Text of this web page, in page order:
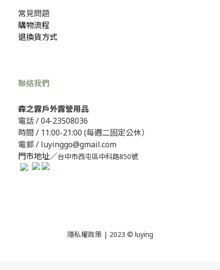
常見問題
購物流程
退換貨方式
聯絡我們
森之露戶外露營用品
電話 /04-23508036
時間 / 11:00-21:00 (每週二固定公休）
電郵 / luyinggo@gmail.com
門市地址／台中市西屯區中科路850號
隱私權政策| 2023 © luying